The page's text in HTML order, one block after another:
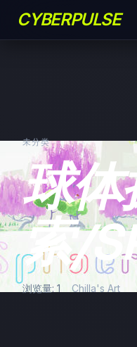
CYBERPULSE
未分类
球体
索/
浏览量: 1 Chilla's Art